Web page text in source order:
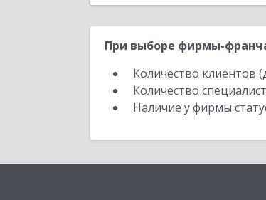
При выборе фирмы-
Количество клиентов
Количество
Наличие у фирмы